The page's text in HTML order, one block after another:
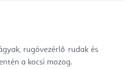
rugóvezérlő rudak és
a kocsi mozog.